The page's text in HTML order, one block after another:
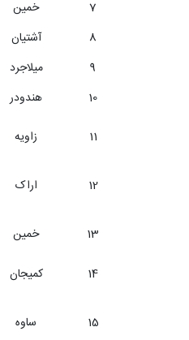
7 خمین
8
آشتیان
9
میلاجرد
10
هندودر
11
زاویه
12 اراک
13 خمین
14 کمیجان
15 ساوه